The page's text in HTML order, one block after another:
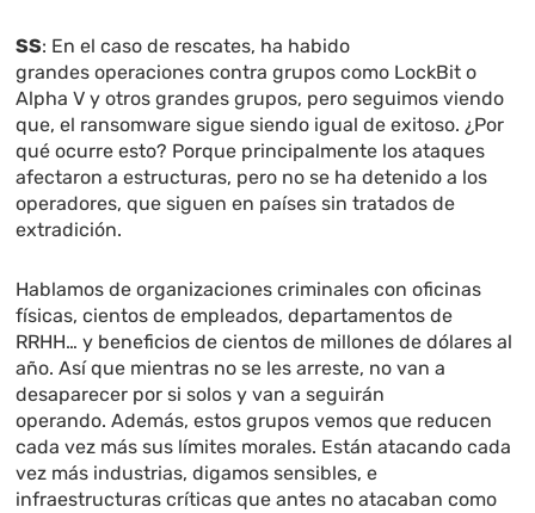
SS: En el caso de rescates, ha habido
grandes operaciones contra grupos como LockBit o
Alpha V y otros grandes grupos, pero seguimos viendo
que, el ransomware sigue siendo igual de exitoso. ¿Por
qué ocurre esto? Porque principalmente los ataques
afectaron a estructuras, pero no se ha detenido a los
operadores, que siguen en países sin tratados de
extradición.
Hablamos de organizaciones criminales con oficinas
físicas, cientos de empleados, departamentos de
RRHH… y beneficios de cientos de millones de dólares al
año. Así que mientras no se les arreste, no van a
desaparecer por si solos y van a seguirán
operando. Además, estos grupos vemos que reducen
cada vez más sus límites morales. Están atacando cada
vez más industrias, digamos sensibles, e
infraestructuras críticas que antes no atacaban como